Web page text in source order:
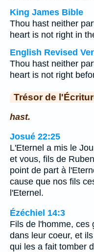
King James Bible
Thou hast neither
heart is not right in
English Revised
Thou hast neither
heart is not right
Trésor de
hast.
Josué 22:25
L'Eternel a mis le
et vous, fils de
point de part à
cause que nos fils
l'Eternel.
Ézéchiel 14:3
Fils de l'homme, ces
dans leur coeur, et
qui les a fait tomber